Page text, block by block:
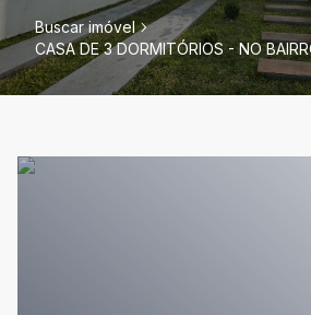
Buscar imóvel
CASA DE 3 DORMITÓRIOS - NO